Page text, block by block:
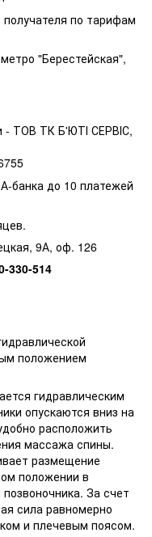
по тарифам
"Берестейская",
- ТОВ ТК Б'ЮТІ СЕРВІС,
банка до 10 платежей
9А, оф. 126
330-514
положением
гидравлическим
опускаются вниз на
расположить
массажа спины.
размещение
положении в
За счет
сила равномерно
и плечевым поясом.